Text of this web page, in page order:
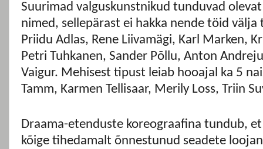
Suurimad valguskunstnikud tunduvad
nimed, sellepärast ei hakka nende töid
Priidu Adlas, Rene Liivamägi, Karl Marken,
Petri Tuhkanen, Sander Põllu, Anton
Vaigur. Mehisest tipust leiab hooajal ka 5
Tamm, Karmen Tellisaar, Merily Loss, Triin
Draama-etenduste koreograafina tundub,
kõige tihedamalt õnnestunud seadete